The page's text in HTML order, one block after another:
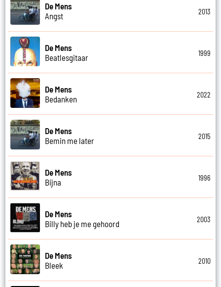
De Mens
Angst
2013
De Mens
Beatlesgitaar
1999
De Mens
Bedanken
2022
De Mens
Bemin me later
2015
De Mens
Bijna
1996
De Mens
Billy heb je me gehoord
2003
De Mens
Bleek
2010